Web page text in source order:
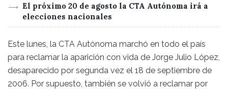
El próximo 20 de agosto la CTA Autónoma irá a
elecciones nacionales
Este lunes, la CTA Autónoma marchó en todo el país
para reclamar la aparición con vida de Jorge Julio López,
desaparecido por segunda vez el 18 de septiembre de
2006. Por supuesto, también se volvió a reclamar por